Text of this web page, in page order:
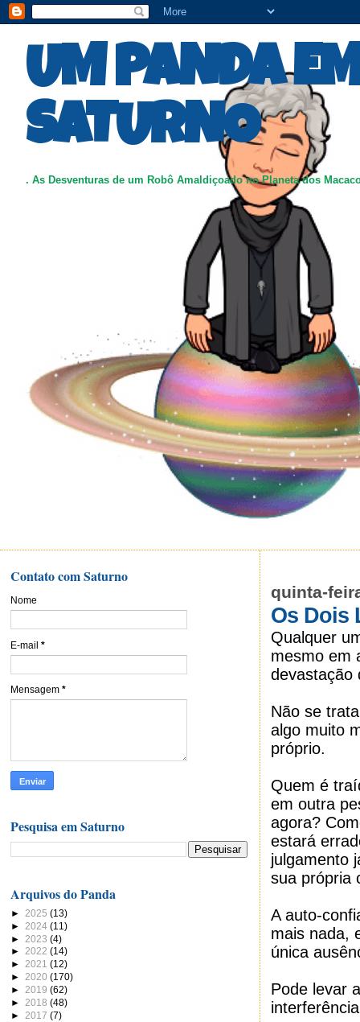
UM PANDA
SATURNO
. As Desventuras de um Robô Amaldiçoado no Planeta dos
quinta-
Os Dois
Qualquer
mesmo em
devastação
Não se
algo muito
próprio.
Quem é
em outra
agora?
estará
julgamento
sua própria
A auto-
mais nada,
única
Pode levar
Contato com Saturno
Nome
E-mail *
Mensagem *
Pesquisa em Saturno
Arquivos do Panda
► 2025 (13)
► 2024 (11)
► 2023 (4)
► 2022 (14)
► 2021 (12)
► 2020 (170)
► 2019 (62)
► 2018 (48)
► 2017 (7)